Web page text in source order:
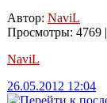
Автор: NaviL
Просмотры: 4769
NaviL
26.05.2012 12:04